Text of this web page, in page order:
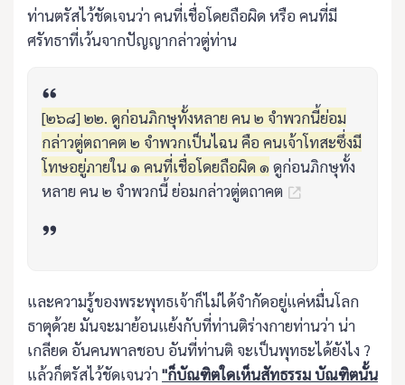
ท่านตรัสไว้ชัดเจนว่า คนที่เชื่อโดยถือผิด หรือ คนที่มี
ศรัทธาที่เว้นจากปัญญากล่าวตู่ท่าน
[๒๖๘] ๒๒. ดูก่อนภิกษุทั้งหลาย คน ๒ จำพวกนี้ย่อม
กล่าวตู่ตถาคต ๒ จำพวกเป็นไฉน คือ คนเจ้าโทสะซึ่งมี
โทษอยู่ภายใน ๑ คนที่เชื่อโดยถือผิด ๑ ดูก่อนภิกษุทั้ง
หลาย คน ๒ จำพวกนี้ ย่อมกล่าวตู่ตถาคต
และความรู้ของพระพุทธเจ้าก็ไม่ได้จำกัดอยู่แค่หมื่นโลก
ธาตุด้วย มันจะมาย้อนแย้งกับที่ท่านติร่างกายท่านว่า น่า
เกลียด อันคนพาลชอบ อันที่ท่านติ จะเป็นพุทธะได้ยังไง ?
แล้วก็ตรัสไว้ชัดเจนว่า "ก็บัณฑิตใดเห็นสัทธรรม บัณฑิตนั้น